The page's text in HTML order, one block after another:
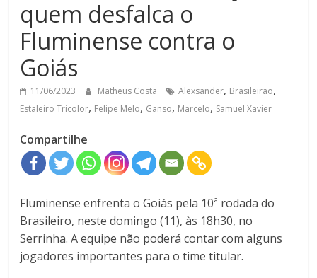
quem desfalca o
Fluminense contra o
Goiás
11/06/2023 Matheus Costa Alexsander, Brasileirão,
Estaleiro Tricolor, Felipe Melo, Ganso, Marcelo, Samuel Xavier
Compartilhe
Fluminense enfrenta o Goiás pela 10ª rodada do
Brasileiro, neste domingo (11), às 18h30, no
Serrinha. A equipe não poderá contar com alguns
jogadores importantes para o time titular.